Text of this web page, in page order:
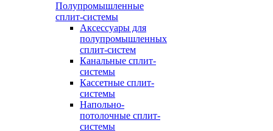
Полупромышленные
сплит-системы
Аксессуары для
полупромышленных
сплит-систем
Канальные сплит-
системы
Кассетные сплит-
системы
Напольно-
потолочные сплит-
системы